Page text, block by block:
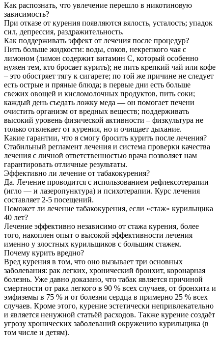
Как распознать, что увлечение перешло в никотиновую
зависимость?
При отказе от курения появляются вялость, усталость; упадок
сил, депрессия, раздражительность.
Как поддерживать эффект от лечения после процедур?
Пить больше жидкости: воды, соков, некрепкого чая с
лимоном (лимон содержит витамин С, который особенно
нужен тем, кто бросает курить); не пить крепкий чай или кофе
– это обостряет тягу к сигарете; по той же причине не следует
есть острые и пряные блюда; в первые дни есть больше
свежих овощей и кисломолочных продуктов, пить соки;
каждый день съедать ложку меда — он помогает печени
очистить организм от вредных веществ; поддерживать
высокий уровень физической активности – физкультура не
только отвлекает от курения, но и очищает дыхание.
Какие гарантии, что я смогу бросить курить после лечения?
Стабильный регламент лечения и система проверки качества
лечения с личной ответственностью врача позволяет нам
гарантировать отличные результаты.
Эффективно ли лечение от табакокурения?
Да. Лечение проводится с использованием рефлексотерапии
(игло — и лазеропунктура) и психотерапии. Курс лечения
составляет 2-5 посещений.
Поможет ли лечение табакокурения, если «стаж» курильщика
40 лет?
Лечение эффективно независимо от стажа курения, более
того, накоплен опыт о высокой эффективности лечения
именно у злостных курильщиков с большим стажем.
Почему курить вредно?
Вред курения в том, что оно вызывает три основных
заболевания: рак легких, хронический бронхит, коронарная
болезнь. Уже давно доказано, что табак является причиной
смертности от рака легкого в 90 % всех случаев, от бронхита и
эмфиземы в 75 % и от болезни сердца в примерно 25 % всех
случаев. Кроме этого, курение эстетически непривлекательно
и является ненужной статьёй расходов. Также курение создаёт
угрозу хронических заболеваний окружению курильщика (в
том числе и детям).